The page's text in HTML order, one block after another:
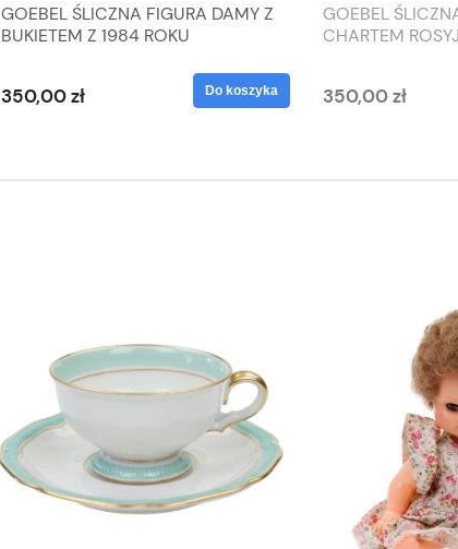
GOEBEL ŚLICZNA FIGURA DAMY Z
BUKIETEM Z 1984 ROKU
350,00 zł Do koszyka
GOEBEL
CHARTEM
350,00 zł